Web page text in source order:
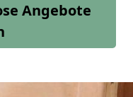
Angebote